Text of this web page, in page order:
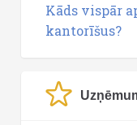
Kāds vispār
kantorīšus?